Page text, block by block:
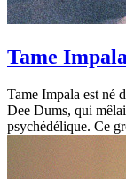
Tame Impala
Tame Impala est né
Dee Dums, qui
psychédélique. Ce